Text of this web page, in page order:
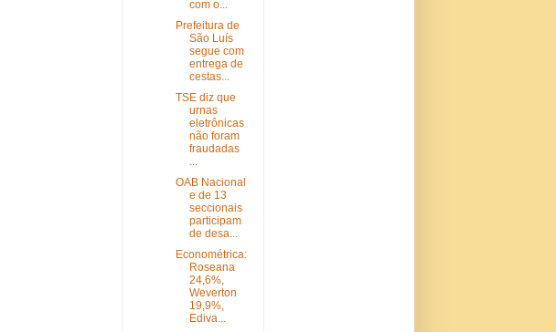
com o...
Prefeitura de
São Luís
segue com
entrega de
cestas...
TSE diz que
urnas
eletrônicas
não foram
fraudadas
...
OAB Nacional
e de 13
seccionais
participam
de desa...
Econométrica:
Roseana
24,6%,
Weverton
19,9%,
Ediva...